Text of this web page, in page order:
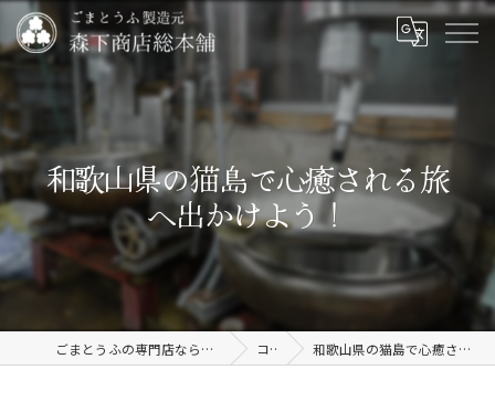
和歌山県の猫島で心癒される旅
へ出かけよう！
ごまとうふの専門店なら有限会社森下商店総本舗 コラム 和歌山県の猫島で心癒される旅へ出かけよう！